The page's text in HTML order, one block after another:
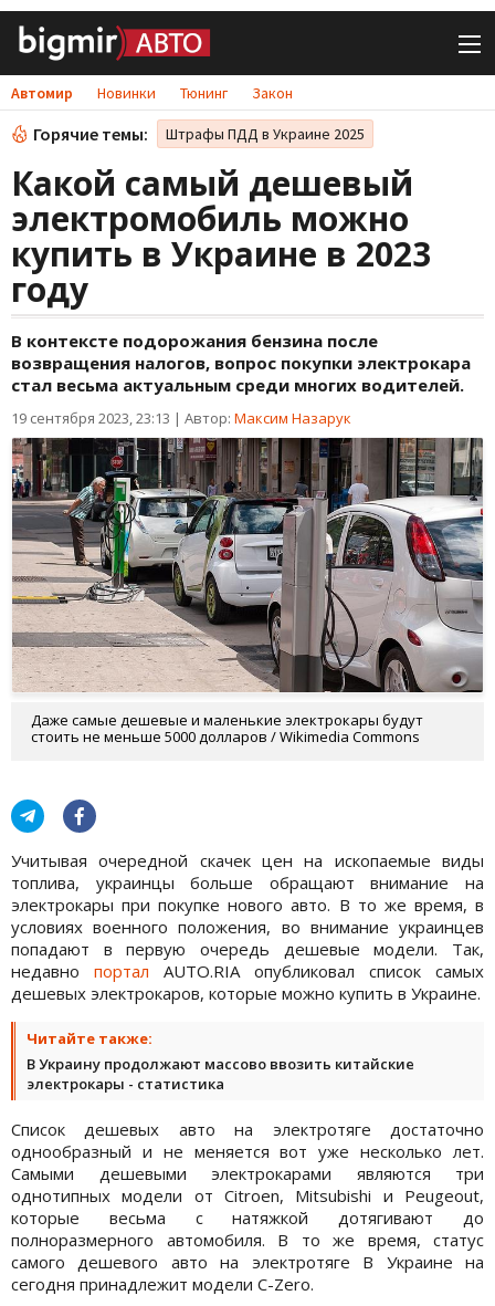
Автомир Новинки Тюнинг Закон
Горячие темы: Штрафы ПДД в Украине 2025
Какой самый дешевый
электромобиль можно
купить в Украине в 2023
году
В контексте подорожания бензина после
возвращения налогов, вопрос покупки электрокара
стал весьма актуальным среди многих водителей.
19 сентября 2023, 23:13 | Автор: Максим Назарук
Даже самые дешевые и маленькие электрокары будут
стоить не меньше 5000 долларов / Wikimedia Commons
Учитывая очередной скачек цен на ископаемые виды
топлива, украинцы больше обращают внимание на
электрокары при покупке нового авто. В то же время, в
условиях военного положения, во внимание украинцев
попадают в первую очередь дешевые модели. Так,
недавно портал AUTO.RIA опубликовал список самых
дешевых электрокаров, которые можно купить в Украине.
Читайте также:
В Украину продолжают массово ввозить китайские
электрокары - статистика
Список дешевых авто на электротяге достаточно
однообразный и не меняется вот уже несколько лет.
Самыми дешевыми электрокарами являются три
однотипных модели от Citroen, Mitsubishi и Peugeout,
которые весьма с натяжкой дотягивают до
полноразмерного автомобиля. В то же время, статус
самого дешевого авто на электротяге В Украине на
сегодня принадлежит модели C-Zero.